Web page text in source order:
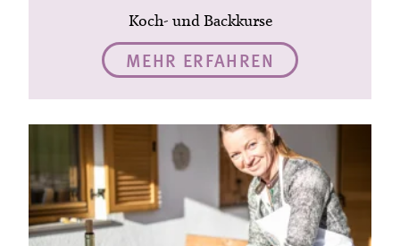
Koch- und Backkurse
MEHR ERFAHREN